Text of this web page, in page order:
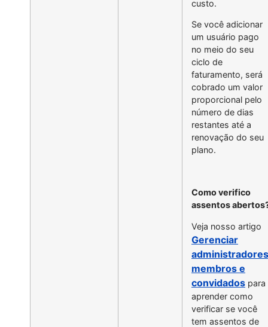
custo.
Se você adicionar
um usuário pago
no meio do seu
ciclo de
faturamento, será
cobrado um valor
proporcional pelo
número de dias
restantes até a
renovação do seu
plano.
Como verifico
assentos
Veja nosso artigo
Gerenciar
membros e
convidados para
aprender como
verificar se você
tem assentos de